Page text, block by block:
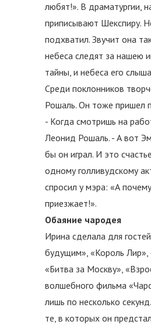
любят!». В драматургии,
приписывают Шекспиру.
подхватил. Звучит она
небеса следят за нашею
тайны, и небеса его
Среди поклонников
Рошаль. Он тоже пришел
- Когда смотришь на
Леонид Рошаль. - А вот
бы он играл. И это
одному голливудскому
спросил у мэра: «А
приезжает!».
Обаяние чародея
Ирина сделала для
будущим», «Король Лир»,
«Битва за Москву»,
волшебного фильма
лишь по несколько
те, в которых он